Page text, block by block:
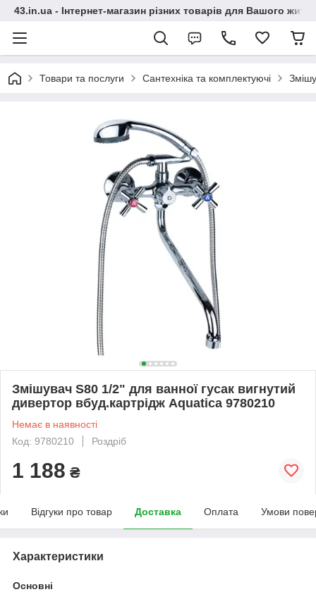
43.in.ua - Інтернет-магазин різних товарів для Вашого
Товари та послуги Сантехніка та комплектуючі
Змішувач S80 1/2" для ванної гусак вигнутий
дивертор вбуд.картрідж Aquatica 9780210
Немає в наявності
Код: 9780210
Роздріб
1 188 ₴
Відгуки про товар Доставка Оплата Умови
Характеристики
Основні